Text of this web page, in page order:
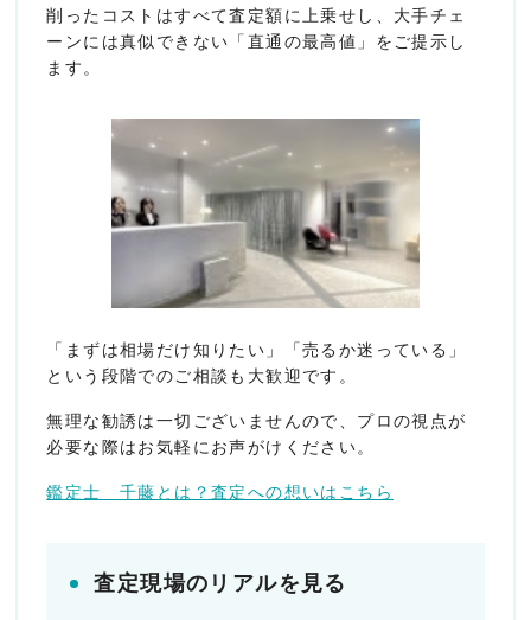
削ったコストはすべて査定額に上乗せし、大手チェ
ーンには真似できない「直通の最高値」をご提示し
ます。
「まずは相場だけ知りたい」「売るか迷っている」
という段階でのご相談も大歓迎です。
無理な勧誘は一切ございませんので、プロの視点が
必要な際はお気軽にお声がけください。
鑑定士 千藤とは？査定への想いはこちら
査定現場のリアルを見る